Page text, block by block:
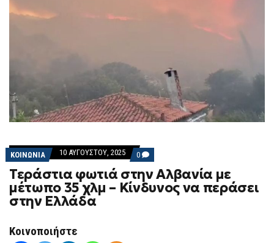
ΚΟΙΝΩΝΙΑ 10 ΑΥΓΟΎΣΤΟΥ, 2025 0 COMMENTS
ON
ΤΕΡΆΣΤΙΑ
ΦΩΤΙΆ
ΣΤΗΝ
Τεράστια φωτιά στην Αλβανία με
μέτωπο 35 χλμ – Κίνδυνος να περάσει
στην Ελλάδα
Κοινοποιήστε